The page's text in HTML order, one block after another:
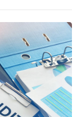
de
Finanțelor
inovativă
și plata